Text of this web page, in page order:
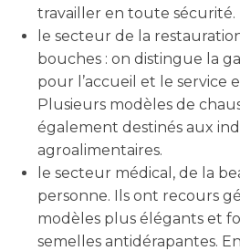
travailler en toute sécurité.
le secteur de la
bouches : on distingue la
pour l’accueil et le service
Plusieurs modèles de
également destinés aux
agroalimentaires.
le secteur médical, de la
personne. Ils ont recours
modèles plus élégants et
semelles antidérapantes.